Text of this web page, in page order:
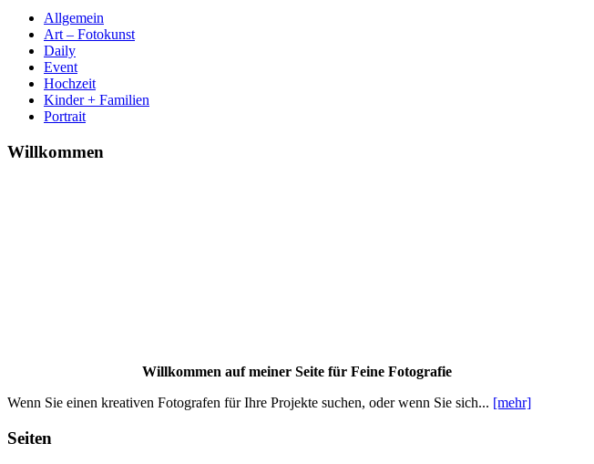
Allgemein
Art – Fotokunst
Daily
Event
Hochzeit
Kinder + Familien
Portrait
Willkommen
Willkommen auf meiner Seite für Feine Fotografie
Wenn Sie einen kreativen Fotografen für Ihre Projekte suchen, oder wenn Sie sich... [mehr]
Seiten